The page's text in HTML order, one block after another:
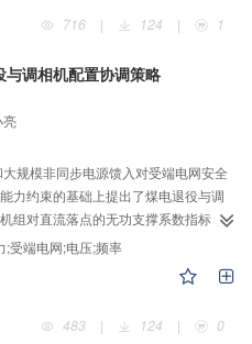
其次，对美国PJM市场出清模式进行
常规机组统一出清，建立同台竞争的
有效性。算例结果表明，考虑新能源
先消纳，降低日前实时偏差调整电
价，同时常规机组在负荷高峰时段可
会导致其亏损平均增加9%。研究结果
市场公平竞争，为长期处于边际机组
常规机组容量投资，为建设新型电力
716
| 124 | 1
调相机配置协调策略
亮
规模非同步电源馈入对受端电网安全
力约束的基础上提出了煤电退役与调
组对直流落点的无功支撑系数指标，
耗率等常规因素确定受端电网煤电机
障下系统的最大频率变化率和极值频
量，形成相应的煤电机组退役策略。
置策略，该策略可以对投建调相机的
径中协调配置调相机，确保受端电网
;受端电网;电压;频率
483
| 124 | 0